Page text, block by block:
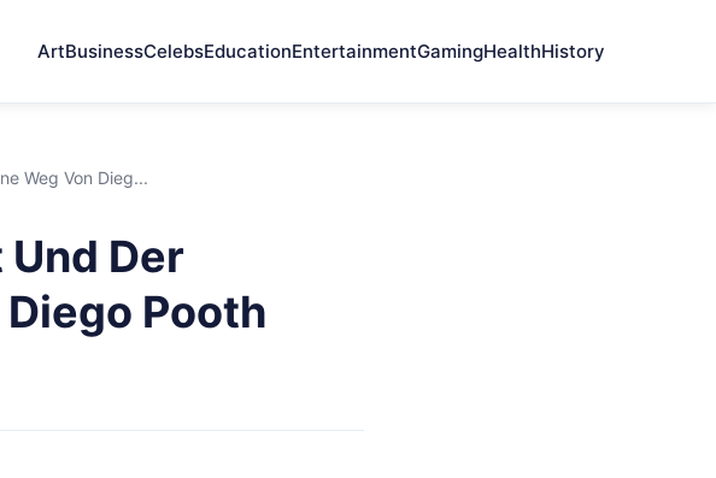
ArtBusinessCelebsEducationEntertainmentGamingHealthHistory
Weg Von Dieg...
Der
Pooth